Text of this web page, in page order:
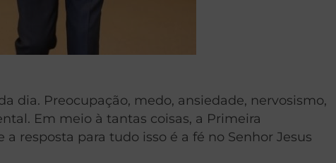
dia. Preocupação, medo, ansiedade, nervosismo,
Em meio à tantas coisas, a Primeira
resposta para tudo isso é a fé no Senhor Jesus